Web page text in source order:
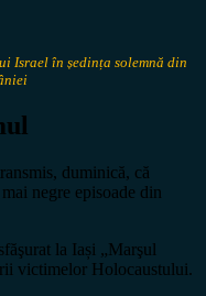
Israel în ședința solemnă din
duminică, că
negre episoade din
la Iași „Marşul
victimelor Holocaustului.